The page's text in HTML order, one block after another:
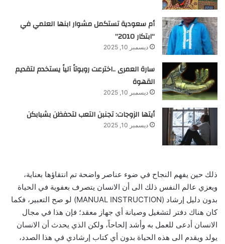
أم سعودية تستكمل مشوار ابنها العلمي في
“ابتكار 2010”
ديسمبر 10, 2025
سارة العمرى ..اخترعت روبوتاً آلياً يستخدم لتقديم
القهوة
ديسمبر 10, 2025
أيتها الزوجات: تجنبن التعب لتحفظن بشبابكن
ديسمبر 10, 2025
ذلك حين يفهم النجاح في ضوء عناصر واضحة تم انتقاؤها بعناية،
ويعزي عالم النفس ذلك الى أن الانسان يتصرف بعفوية في الحياة
بدون دليل إرشاد (MANUAL INSTRUCTION) لو صح التعبير، فكما
كان هناك دفتر لتشغيل وصيانة أي جهاز معقد؛ فإن هذا في مجال
الانسان أدعى للعمل به وأشد إلحاحاً، ولكن الذي يحدث أن الانسان
يولد ويقدم الى هذه الحياة بدون أي كتاب إرشادي في هذا الصدد،